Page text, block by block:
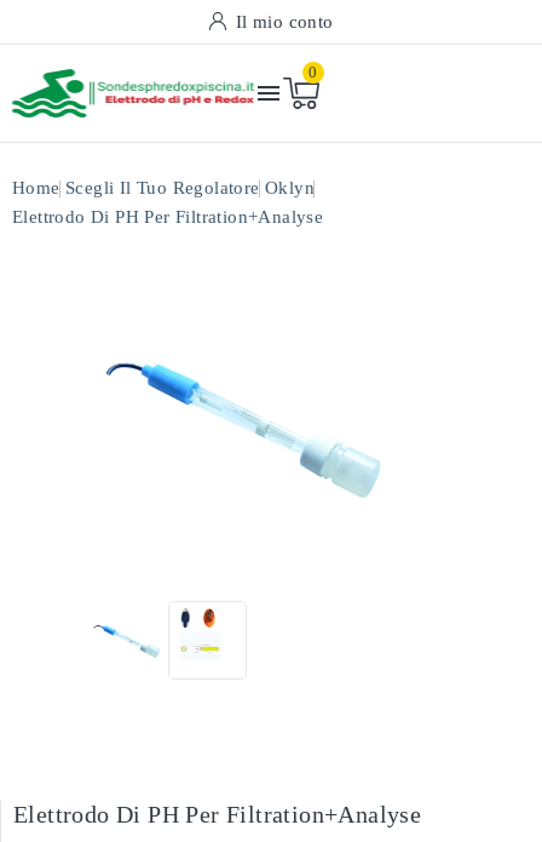
Il mio conto

0
Home Scegli Il Tuo Regolatore Oklyn
Elettrodo Di PH Per Filtration+analyse
Elettrodo Di PH Per Filtration+analyse